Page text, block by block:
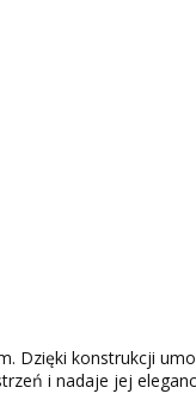
Dzięki konstrukcji
i nadaje jej